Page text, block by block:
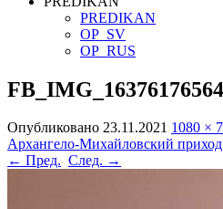
PREDIKAN
OP_SV
OP_RUS
Опубликовано 23.11.2021 1080 ×
Архангело-Михайловский приход
← Пред. След. →